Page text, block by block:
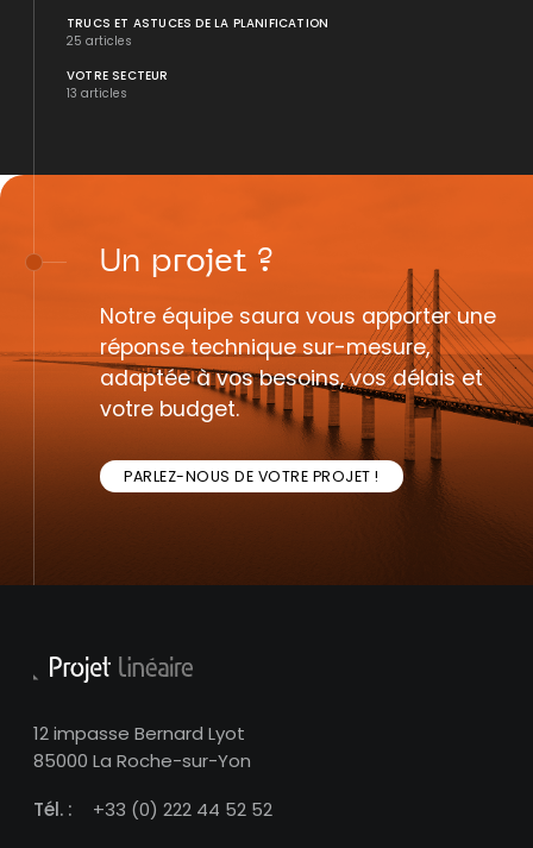
TRUCS ET ASTUCES DE LA PLANIFICATION
25 articles
VOTRE SECTEUR
13 articles
Un projet ?
Notre équipe saura vous apporter une
réponse technique sur-mesure,
adaptée à vos besoins, vos délais et
votre budget.
PARLEZ-NOUS DE VOTRE PROJET !
12 impasse Bernard Lyot
85000 La Roche-sur-Yon
Tél. :
+33 (0) 222 44 52 52